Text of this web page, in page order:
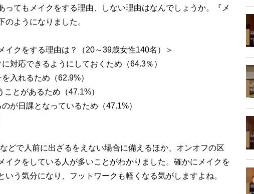
てもメイクをする理由、しない理由はなんでしょうか。『メ
のようになりました。
イクをする理由は？（20～39歳女性140名）＞
対応できるようにしておくため（64.3％）
入れるため（62.9%）
とがあるため（47.1%）
が日課となっているため（47.1%）
どで人前に出ざるをえない場合に備えるほか、オンオフの区
イクをしている人が多いことがわかりました。確かにメイクを
いう気分になり、フットワークも軽くなる気がしますよね。